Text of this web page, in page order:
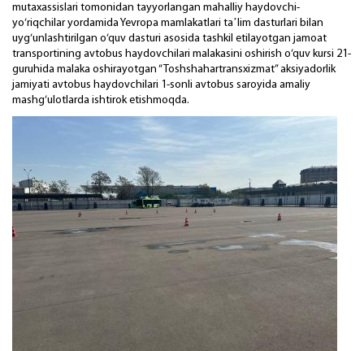
mutaxassislari tomonidan tayyorlangan mahalliy haydovchi-
yo‘riqchilar yordamida Yevropa mamlakatlari taʼlim dasturlari bilan
uyg‘unlashtirilgan o‘quv dasturi asosida tashkil etilayotgan jamoat
transportining avtobus haydovchilari malakasini oshirish o‘quv kursi 21-
guruhida malaka oshirayotgan “Toshshahartransxizmat” aksiyadorlik
jamiyati avtobus haydovchilari 1-sonli avtobus saroyida amaliy
mashg‘ulotlarda ishtirok etishmoqda.